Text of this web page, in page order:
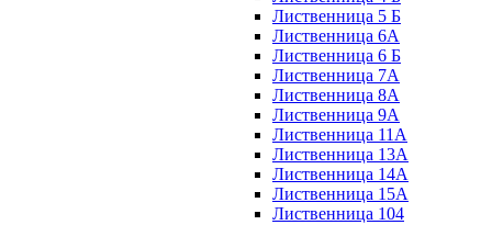
Лиственница 5 Б
Лиственница 6А
Лиственница 6 Б
Лиственница 7А
Лиственница 8А
Лиственница 9А
Лиственница 11А
Лиственница 13А
Лиственница 14А
Лиственница 15А
Лиственница 104